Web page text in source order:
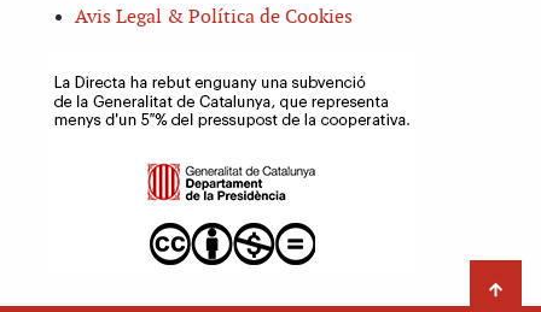
Avis Legal & Política de Cookies